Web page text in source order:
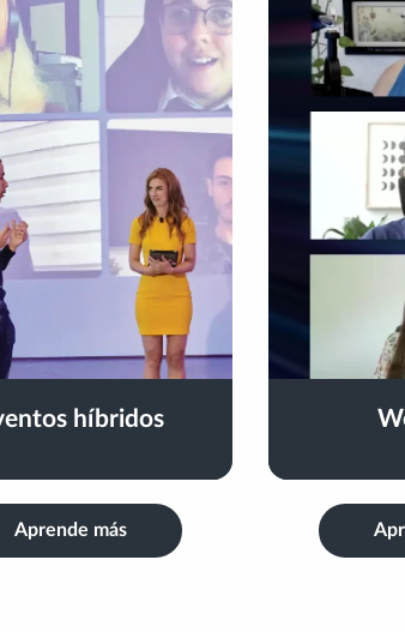
híbridos
Aprende más